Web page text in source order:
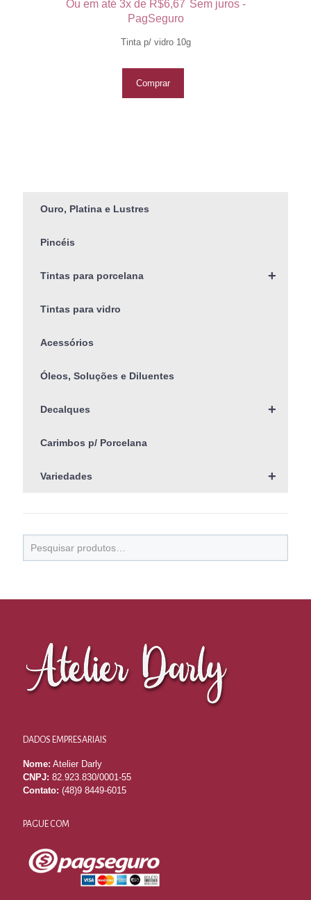
Ou em até 3x de R$6,67 Sem juros -
PagSeguro
Tinta p/ vidro 10g
Comprar
Ouro, Platina e Lustres
Pincéis
+
Tintas para porcelana
Tintas para vidro
Acessórios
Óleos, Soluções e Diluentes
+
Decalques
Carimbos p/ Porcelana
+
Variedades
DADOS EMPRESARIAIS
Nome: Atelier Darly
CNPJ: 82.923.830/0001-55
Contato: (48)9 8449-6015
PAGUE COM